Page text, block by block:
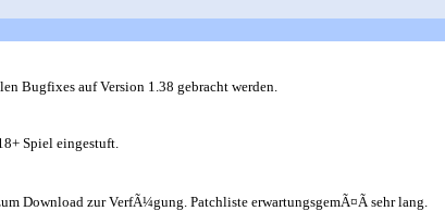
Bugfixes auf Version 1.38 gebracht werden.
Spiel eingestuft.
Download zur VerfÃ¼gung. Patchliste erwartungsgemÃ¤Ã sehr lang.